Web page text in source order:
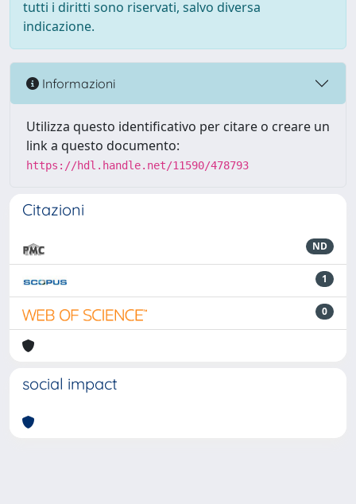
tutti i diritti sono riservati, salvo diversa
indicazione.
Informazioni
Utilizza questo identificativo per citare o creare un
link a questo documento:
https://hdl.handle.net/11590/478793
Citazioni
ND
1
0
social impact